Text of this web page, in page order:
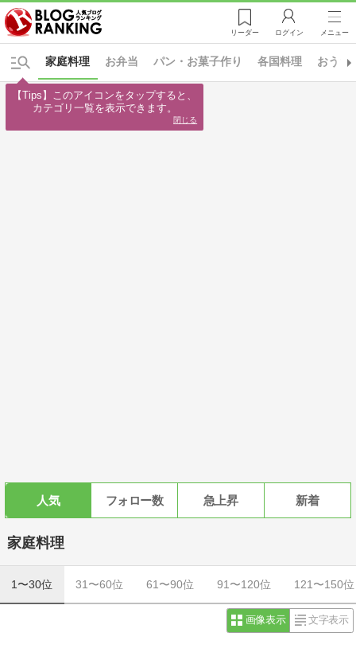
リーダー ログイン メニュー
お弁当 パン・お菓子作り 各国料理 おうち
家庭料理
人気 フォロー数 急上昇 新着
家庭料理
1〜30位 31〜60位 61〜90位 91〜120位 121〜150位
画像表示 文字表示
【Tips】このアイコンをタップすると、
カテゴリ一覧を表示できます。
閉じる